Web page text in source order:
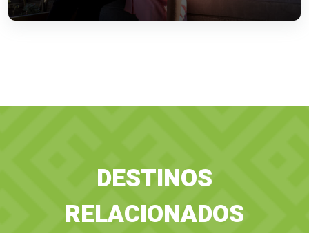
DESTINOS
RELACIONADOS